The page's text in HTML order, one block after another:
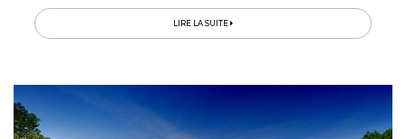
œufs, balades le long de canaux, fêtes du terroir, expos,
découvertes en véhicule vintage ou à bord d’engins
proche du chant des cigales!
LIRE LA SUITE